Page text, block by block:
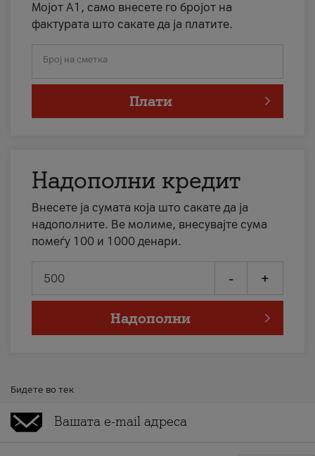
Мојот А1, само внесете го бројот на
фактурата што сакате да ја платите.
Број на сметка
Плати
Надополни кредит
Внесете ја сумата која што сакате да ја
надополните. Ве молиме, внесувајте сума
помеѓу 100 и 1000 денари.
- +
Надополни
Бидете во тек